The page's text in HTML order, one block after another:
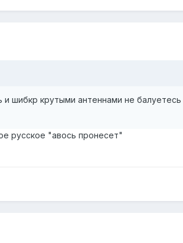
шибкр крутыми антеннами не
русское "авось пронесет"